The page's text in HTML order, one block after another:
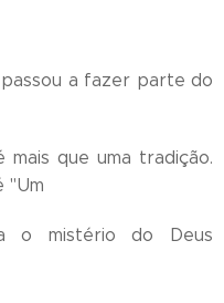
a fazer parte do
mais que uma tradição.
"Um
o mistério do Deus